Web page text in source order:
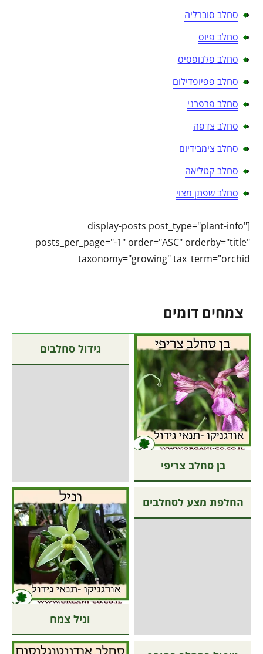
סחלב סוברליה
סחלב פיוס
סחלב פלנופסיס
סחלב פפיופדילום
סחלב פרפרני
סחלב צדפה
סחלב צימבידיום
סחלב קטליאה
סחלב שפתן מצוי
[display-posts post_type="plant-info"
posts_per_page="-1" order="ASC" orderby="title"
taxonomy="growing" tax_term="orchid
צמחים דומים
בן סחלב צריפי
גידול סחלבים
החלפת מצע לסחלבים
וניל צמח